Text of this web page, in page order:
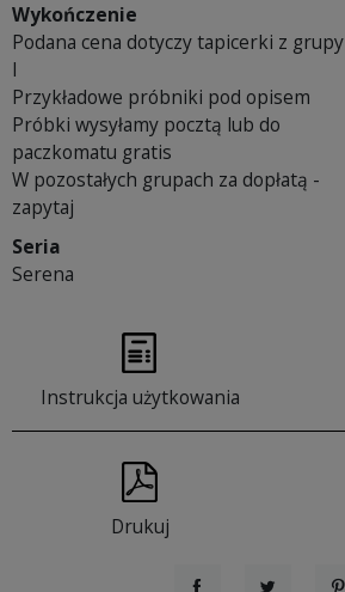
Wykończenie
Podana cena dotyczy tapicerki z grupy
I
Przykładowe próbniki pod opisem
Próbki wysyłamy pocztą lub do
paczkomatu gratis
W pozostałych grupach za dopłatą -
zapytaj
Seria
Serena
Instrukcja użytkowania
Drukuj